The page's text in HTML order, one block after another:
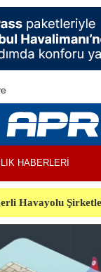
HABERLERİ
Havayolu
Aksadı,
Orman